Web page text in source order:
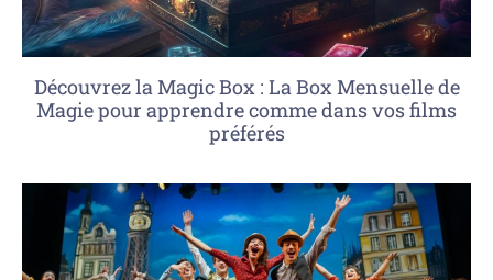
Découvrez la Magic Box : La Box Mensuelle de
Magie pour apprendre comme dans vos films
préférés